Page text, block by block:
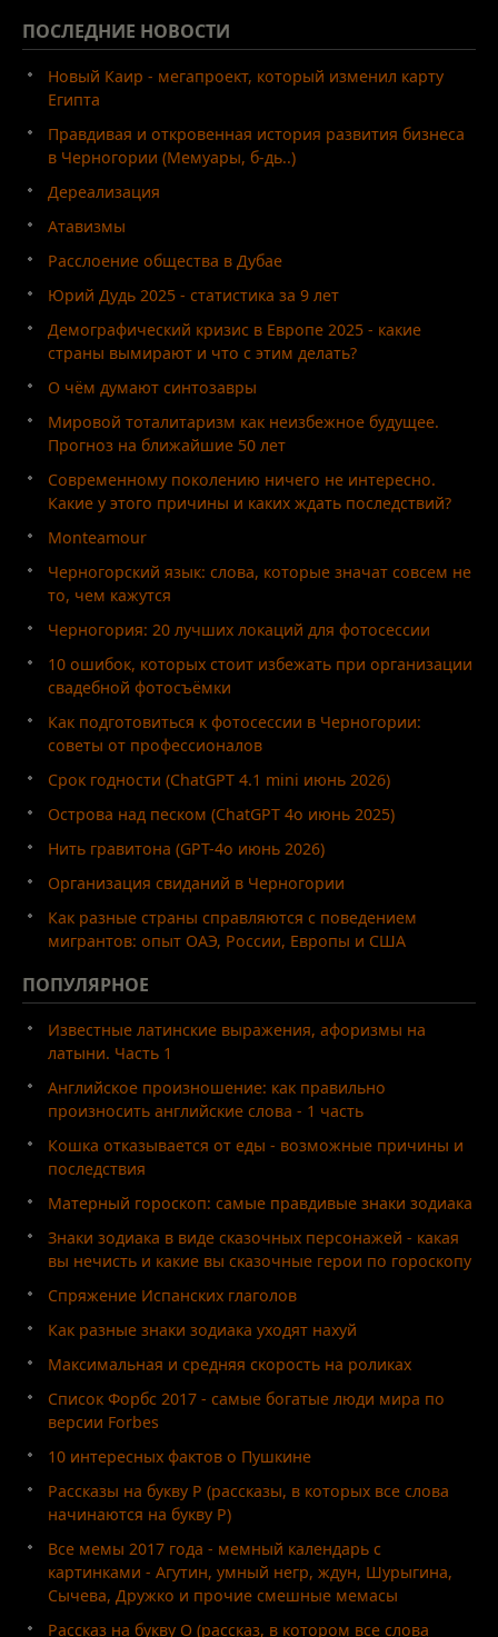
ПОСЛЕДНИЕ НОВОСТИ
Новый Каир - мегапроект, который изменил карту
Египта
Правдивая и откровенная история развития бизнеса
в Черногории (Мемуары, б-дь..)
Дереализация
Атавизмы
Расслоение общества в Дубае
Юрий Дудь 2025 - статистика за 9 лет
Демографический кризис в Европе 2025 - какие
страны вымирают и что с этим делать?
О чём думают синтозавры
Мировой тоталитаризм как неизбежное будущее.
Прогноз на ближайшие 50 лет
Современному поколению ничего не интересно.
Какие у этого причины и каких ждать последствий?
Monteamour
Черногорский язык: слова, которые значат совсем не
то, чем кажутся
Черногория: 20 лучших локаций для фотосессии
10 ошибок, которых стоит избежать при организации
свадебной фотосъёмки
Как подготовиться к фотосессии в Черногории:
советы от профессионалов
Срок годности (ChatGPT 4.1 mini июнь 2026)
Острова над песком (ChatGPT 4o июнь 2025)
Нить гравитона (GPT-4o июнь 2026)
Организация свиданий в Черногории
Как разные страны справляются с поведением
мигрантов: опыт ОАЭ, России, Европы и США
ПОПУЛЯРНОЕ
Известные латинские выражения, афоризмы на
латыни. Часть 1
Английское произношение: как правильно
произносить английские слова - 1 часть
Кошка отказывается от еды - возможные причины и
последствия
Матерный гороскоп: самые правдивые знаки зодиака
Знаки зодиака в виде сказочных персонажей - какая
вы нечисть и какие вы сказочные герои по гороскопу
Спряжение Испанских глаголов
Как разные знаки зодиака уходят нахуй
Максимальная и средняя скорость на роликах
Список Форбс 2017 - самые богатые люди мира по
версии Forbes
10 интересных фактов о Пушкине
Рассказы на букву Р (рассказы, в которых все слова
начинаются на букву Р)
Все мемы 2017 года - мемный календарь с
картинками - Агутин, умный негр, ждун, Шурыгина,
Сычева, Дружко и прочие смешные мемасы
Рассказ на букву О (рассказ, в котором все слова